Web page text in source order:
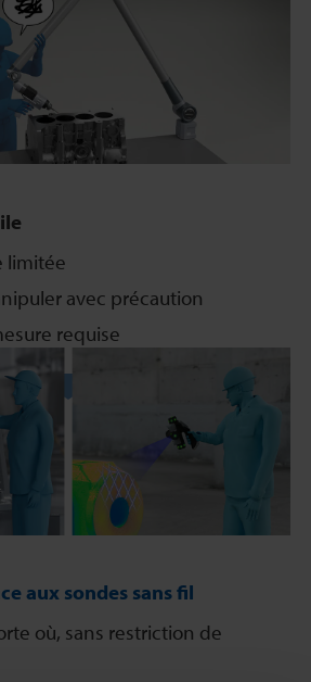
limitée
avec précaution
requise
aux sondes sans fil
où, sans restriction de